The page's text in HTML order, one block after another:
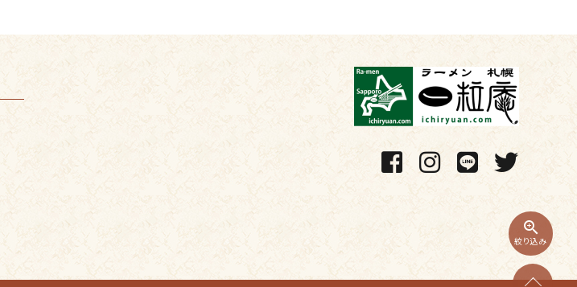
zoom_in
絞り込み